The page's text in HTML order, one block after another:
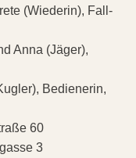
(Wiederin), Fall-
Anna (Jäger),
Bedienerin,
60
3